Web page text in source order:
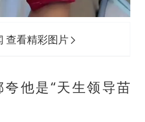
查看精彩图片
他是“天生领导苗